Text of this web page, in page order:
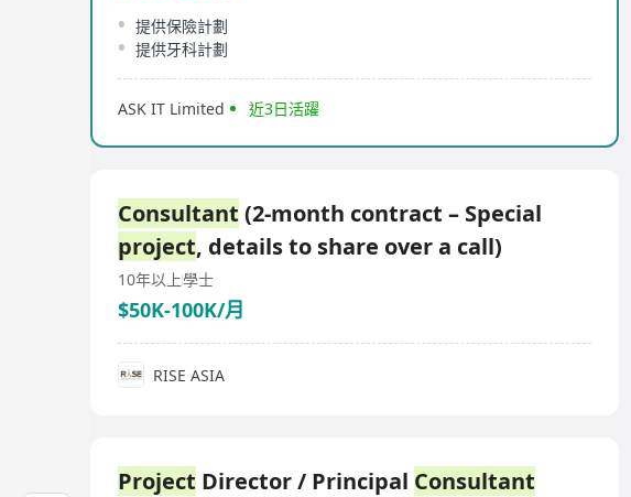
提供保險計劃
提供牙科計劃
ASK IT Limited 近3日活躍
Consultant (2-month contract – Special
project, details to share over a call)
10年以上學士
$50K-100K/月
RISE ASIA
Project Director / Principal Consultant